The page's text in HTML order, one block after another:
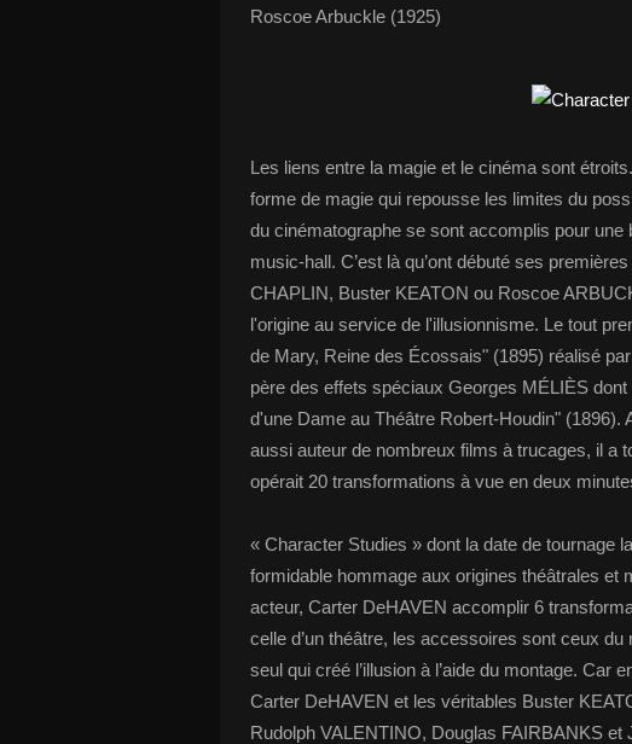
Roscoe Arbuckle (1925)
Les liens entre la magie et le cinéma sont
forme de magie qui repousse les limites du
du cinématographe se sont accomplis pour
music-hall. C’est là qu’ont débuté ses
CHAPLIN, Buster KEATON ou Roscoe
l'origine au service de l'illusionnisme. Le tout
de Mary, Reine des Écossais" (1895) réalisé
père des effets spéciaux Georges MÉLIÈS
d'une Dame au Théâtre Robert-Houdin"
aussi auteur de nombreux films à trucages, il a
opérait 20 transformations à vue en deux
« Character Studies » dont la date de tournage
formidable hommage aux origines théâtrales et
acteur, Carter DeHAVEN accomplir 6
celle d’un théâtre, les accessoires sont ceux
seul qui créé l’illusion à l’aide du montage. Car
Carter DeHAVEN et les véritables Buster
Rudolph VALENTINO, Douglas FAIRBANKS